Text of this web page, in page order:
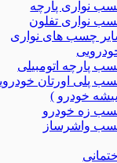
نواری پارچه
نواری تفلون
چسب های نواری
پارچه اتومبیلی
پلی اورتان
خودرو )
زه خودرو
واشرساز